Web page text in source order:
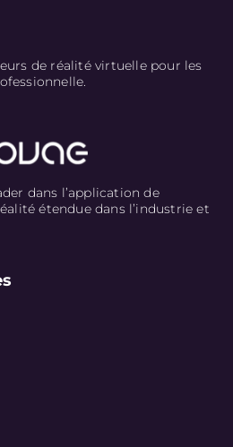
de réalité virtuelle pour les
dans l’application de
étendue dans l’industrie et